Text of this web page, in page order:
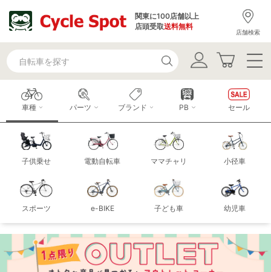
関東に100店舗以上
店頭受取送料無料
店舗検索
車種
子供乗せ 電動自転車 ママチャリ 小径車
スポーツ e-BIKE 子ども車 幼児車
パーツ ブランド PB セール